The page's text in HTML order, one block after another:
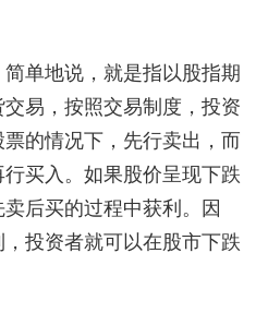
单地说，就是指以股指期
易，按照交易制度，投资
的情况下，先行卖出，而
买入。如果股价呈现下跌
后买的过程中获利。因
投资者就可以在股市下跌